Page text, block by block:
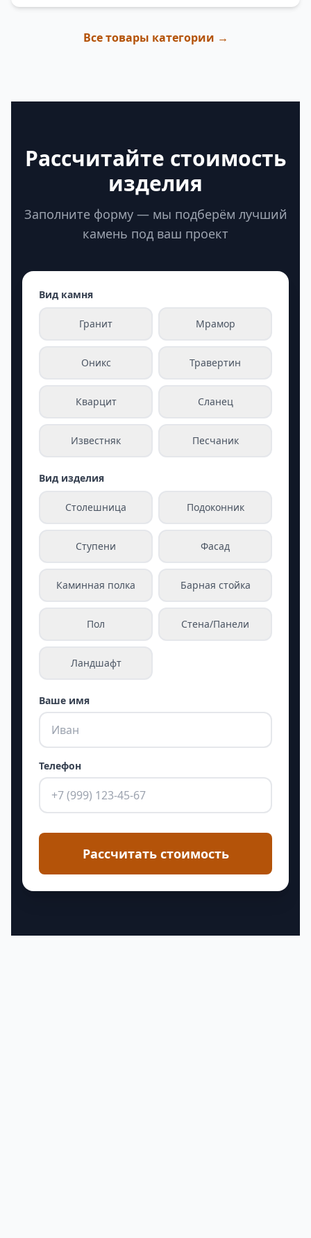
Все товары категории →
Рассчитайте стоимость
изделия
Заполните форму — мы подберём лучший
камень под ваш проект
Вид камня
Гранит Мрамор
Оникс Травертин
Кварцит Сланец
Известняк Песчаник
Вид изделия
Столешница Подоконник
Ступени Фасад
Каминная полка Барная стойка
Пол Стена/Панели
Ландшафт
Ваше имя
Телефон
Рассчитать стоимость